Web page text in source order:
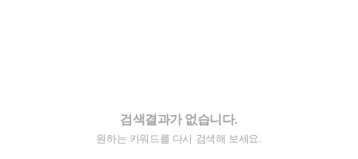
검색결과가 없습니다.
원하는 키워드를 다시 검색해 보세요.